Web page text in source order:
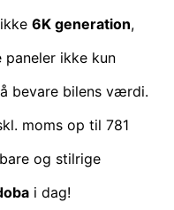
6K generation,
ikke kun
bevare bilens værdi.
moms op til 781
og stilrige
i dag!